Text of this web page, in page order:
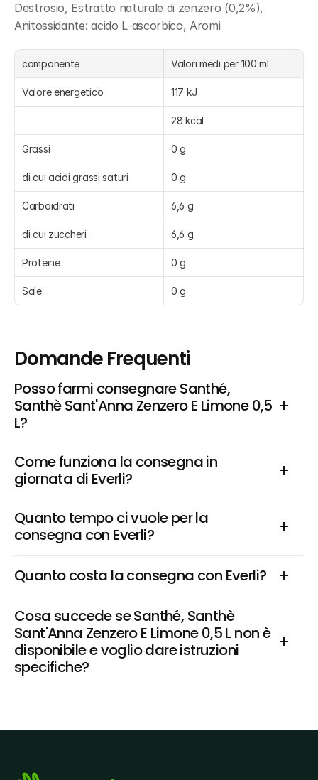
Destrosio, Estratto naturale di zenzero (0,2%),
Anitossidante: acido L-ascorbico, Aromi
componente Valori medi per 100 ml
Valore energetico 117 kJ
28 kcal
Grassi 0 g
di cui acidi grassi saturi 0 g
Carboidrati 6,6 g
di cui zuccheri 6,6 g
Proteine 0 g
Sale 0 g
Domande Frequenti
Posso farmi consegnare Santhé,
Santhè Sant'Anna Zenzero E Limone 0,5
L?
Come funziona la consegna in
giornata di Everli?
Quanto tempo ci vuole per la
consegna con Everli?
Quanto costa la consegna con Everli?
Cosa succede se Santhé, Santhè
Sant'Anna Zenzero E Limone 0,5 L non è
disponibile e voglio dare istruzioni
specifiche?